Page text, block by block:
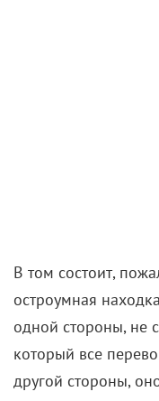
В том состоит,
остроумная
одной стороны, не
который все
другой стороны,